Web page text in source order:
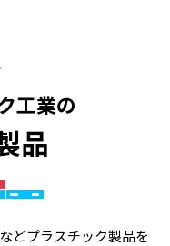
工業の
品
どプラスチック製品を